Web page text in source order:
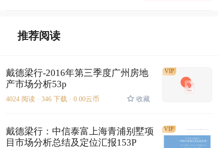
推荐阅读
戴德梁行-2016年第三季度广州房地
产市场分析53p
4024 阅读 · 346 下载 · 0.00云币 收藏
VIP
戴德梁行：中信泰富上海青浦别墅项
目市场分析总结及定位汇报153P
VIP